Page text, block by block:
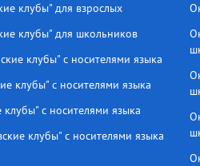
клубы" для взрослых
клубы" для школьников
клубы" с носителями языка
клубы" с носителями языка
клубы" с носителями языка
клубы" с носителями языка